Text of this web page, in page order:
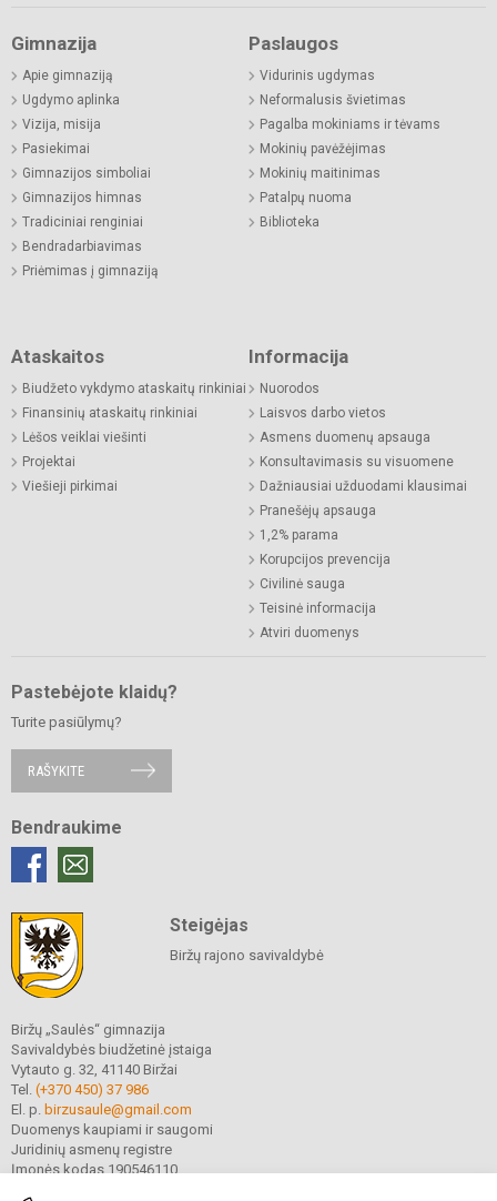
Gimnazija
Apie gimnaziją
Ugdymo aplinka
Vizija, misija
Pasiekimai
Gimnazijos simboliai
Gimnazijos himnas
Tradiciniai renginiai
Bendradarbiavimas
Priėmimas į gimnaziją
Paslaugos
Vidurinis ugdymas
Neformalusis švietimas
Pagalba mokiniams ir tėvams
Mokinių pavėžėjimas
Mokinių maitinimas
Patalpų nuoma
Biblioteka
Ataskaitos
Biudžeto vykdymo ataskaitų rinkiniai
Finansinių ataskaitų rinkiniai
Lėšos veiklai viešinti
Projektai
Viešieji pirkimai
Informacija
Nuorodos
Laisvos darbo vietos
Asmens duomenų apsauga
Konsultavimasis su visuomene
Dažniausiai užduodami klausimai
Pranešėjų apsauga
1,2% parama
Korupcijos prevencija
Civilinė sauga
Teisinė informacija
Atviri duomenys
Pastebėjote klaidų?
Turite pasiūlymų?
RAŠYKITE
Bendraukime
Steigėjas
Biržų rajono savivaldybė
Biržų „Saulės“ gimnazija
Savivaldybės biudžetinė įstaiga
Vytauto g. 32, 41140 Biržai
Tel. (+370 450) 37 986
El. p. birzusaule@gmail.com
Duomenys kaupiami ir saugomi
Juridinių asmenų registre
Įmonės kodas 190546110